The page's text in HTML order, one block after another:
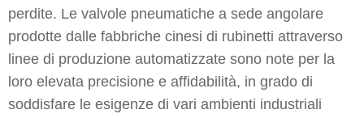
perdite. Le valvole pneumatiche a sede angolare
prodotte dalle fabbriche cinesi di rubinetti attraverso
linee di produzione automatizzate sono note per la
loro elevata precisione e affidabilità, in grado di
soddisfare le esigenze di vari ambienti industriali